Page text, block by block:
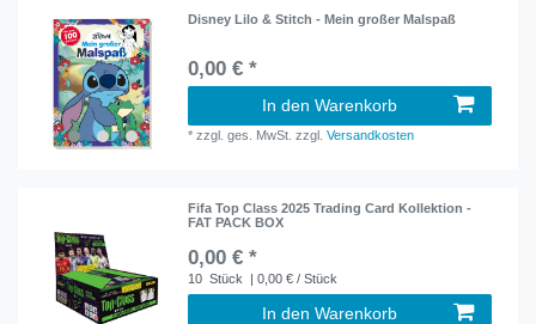
Disney Lilo & Stitch - Mein großer Malspaß
0,00 € *
In den Warenkorb
*zzgl. ges. MwSt. zzgl.Versandkosten
Fifa Top Class 2025 Trading Card Kollektion -
FAT PACK BOX
0,00 € *
10 Stück | 0,00 € / Stück
In den Warenkorb